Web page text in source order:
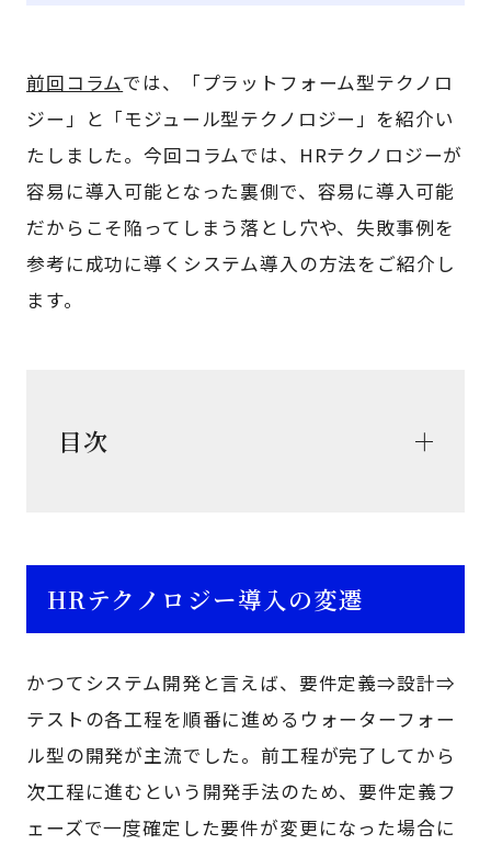
前回コラムでは、「プラットフォーム型テクノロ
ジー」と「モジュール型テクノロジー」を紹介い
たしました。今回コラムでは、HRテクノロジーが
容易に導入可能となった裏側で、容易に導入可能
だからこそ陥ってしまう落とし穴や、失敗事例を
参考に成功に導くシステム導入の方法をご紹介し
ます。
目次
HRテクノロジー導入の変遷
かつてシステム開発と言えば、要件定義⇒設計⇒
テストの各工程を順番に進めるウォーターフォー
ル型の開発が主流でした。前工程が完了してから
次工程に進むという開発手法のため、要件定義フ
ェーズで一度確定した要件が変更になった場合に